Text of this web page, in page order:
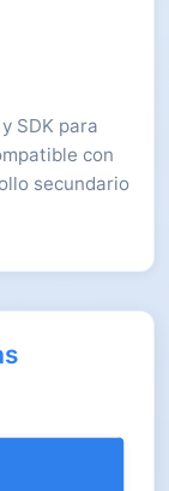
SDK para
con
secundario